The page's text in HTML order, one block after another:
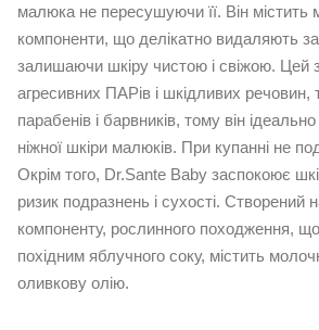
малюка не пересушуючи її. Він містить
компоненти, що делікатно видаляють
залишаючи шкіру чистою і свіжою. Цей
агресивних ПАРів і шкідливих речовин,
парабенів і барвників, тому він
ніжної шкіри малюків. При купанні не
Окрім того, Dr.Sante Baby заспокоює
ризик подразнень і сухості. Створений
компоненту, рослинного походження,
похідним яблучного соку, містить
оливкову олію.